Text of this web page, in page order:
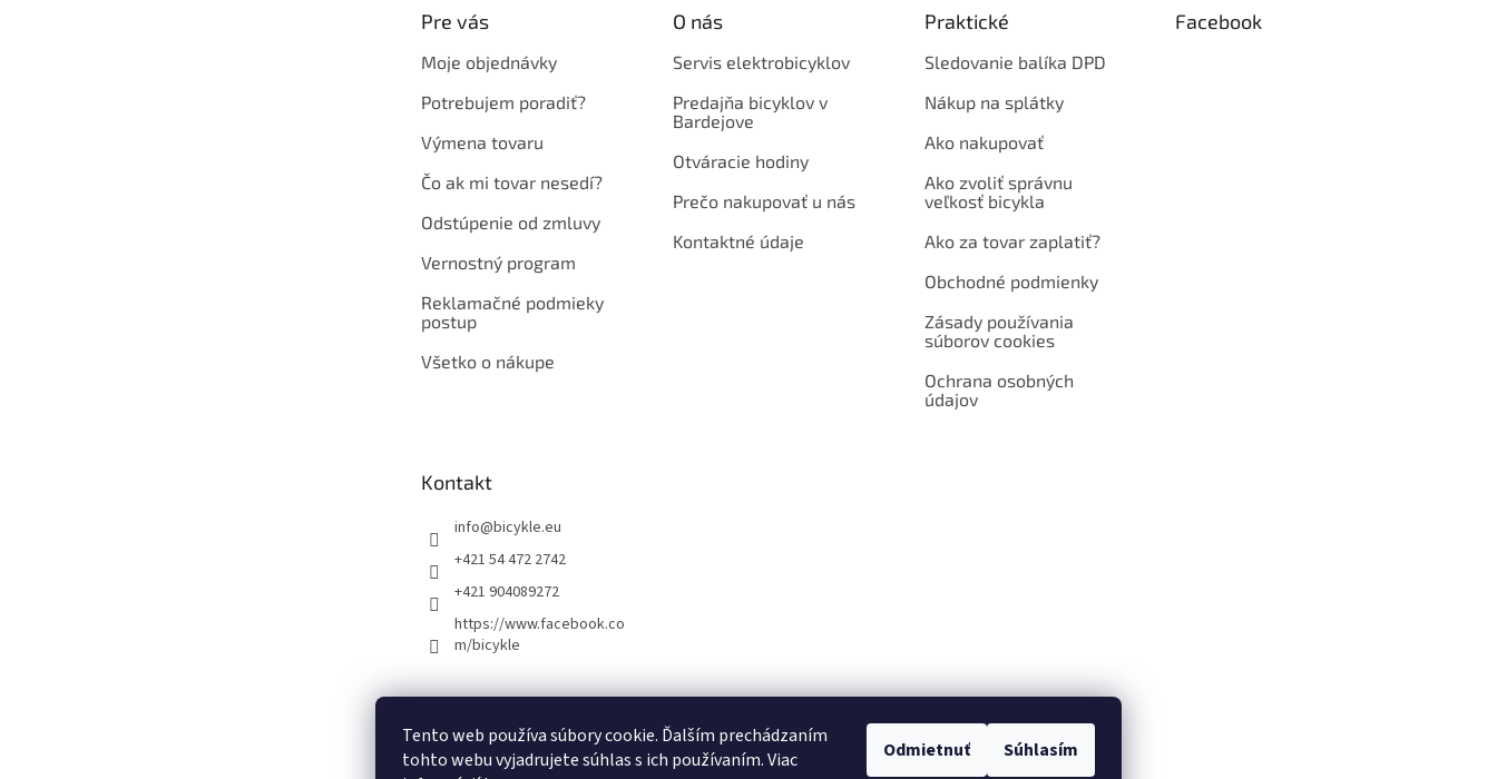
Tento web používa súbory cookie. Ďalším prechádzaním
tohto webu vyjadrujete súhlas s ich používaním. Viac
Odmietnuť Súhlasím
Pre vás
Moje objednávky
Potrebujem poradiť?
Výmena tovaru
Čo ak mi tovar nesedí?
Odstúpenie od zmluvy
Vernostný program
Reklamačné podmieky
postup
Všetko o nákupe
O nás
Servis elektrobicyklov
Predajňa bicyklov v
Bardejove
Otváracie hodiny
Prečo nakupovať u nás
Kontaktné údaje
Praktické
Sledovanie balíka DPD
Nákup na splátky
Ako nakupovať
Ako zvoliť správnu
veľkosť bicykla
Ako za tovar zaplatiť?
Obchodné podmienky
Zásady používania
súborov cookies
Ochrana osobných
údajov
Facebook
Kontakt
info@bicykle.eu
+421 54 472 2742
+421 904089272
https://www.facebook.co
m/bicykle